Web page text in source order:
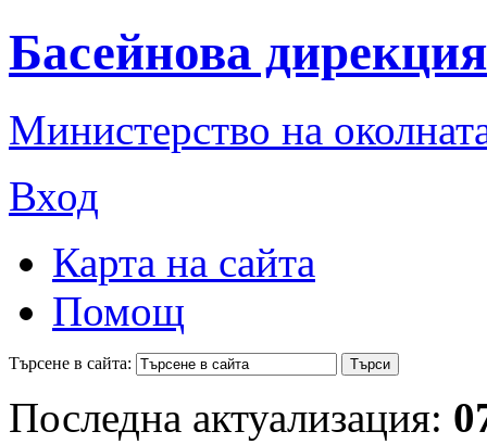
Басейнова
Министерство на
Вход
Карта на сайта
Помощ
Търсене в сайта:
Последна актуализация: